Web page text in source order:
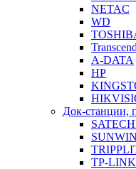
NETAC
WD
Transcend
A-DATA
HP
Док-станции,
TP-LINK